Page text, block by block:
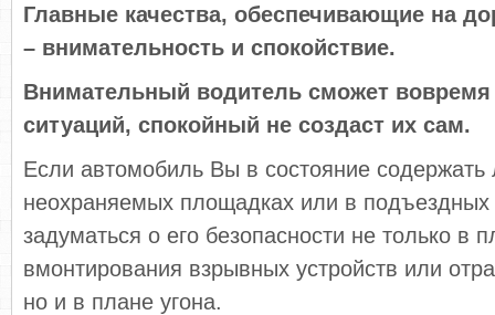
Главные качества, обеспечивающие на
– внимательность и спокойствие.
Внимательный водитель сможет вовремя
ситуаций, спокойный не создаст их сам.
Если автомобиль Вы в состояние
неохраняемых площадках или в подъездных
задуматься о его безопасности не только в
вмонтирования взрывных устройств или
но и в плане угона.